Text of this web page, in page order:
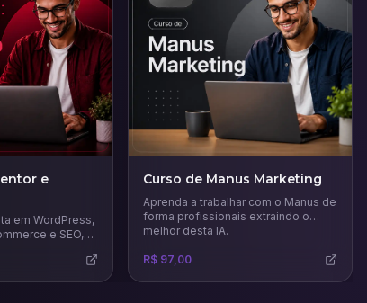
e
em WordPress,
e SEO,
sites
Curso de Manus Marketing
Aprenda a trabalhar com o Manus de
forma profissionais extraindo o
melhor desta IA.
R$ 97,00